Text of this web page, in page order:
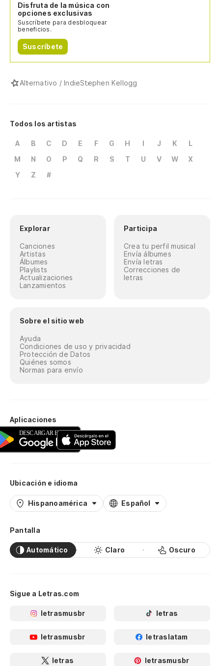
Disfruta de la música con
opciones exclusivas
Suscríbete para desbloquear
beneficios.
Suscríbete
Alternativo / IndieStephen Kellogg
Todos los artistas
A B C D E F G H I J K
L
M
N O P Q R S T U V W
X
Y
Z #
Explorar
Canciones
Artistas
Álbumes
Playlists
Actualizaciones
Lanzamientos
Participa
Crea tu perfil musical
Envía álbumes
Envía letras
Correcciones de
letras
Sobre el sitio web
Ayuda
Condiciones de uso y privacidad
Protección de Datos
Quiénes somos
Normas para envío
Aplicaciones
Ubicación e idioma
Hispanoamérica Español
Pantalla
Automático Claro Oscuro
Sigue a Letras.com
letrasmusbr letras
letrasmusbr letraslatam
letras letrasmusbr